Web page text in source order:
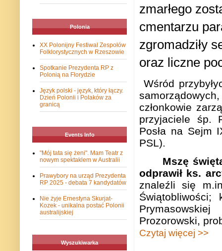
zmarłego
cmentarzu
zgromadziły
oraz liczne
Wśród
członkowie
przyjaciele śp.
Posła na Sejm
PSL).
Mszę
odprawił ks.
znaleźli się
Prozorowski,
Czytaj więcej >>
Polonia
XX Polonijny Festiwal Zespołów
Folklorystycznych w Rzeszowie
Spotkanie Prezydenta RP z
Polonią na Florydzie
Język polski - język, który łączy.
Dzień Polonii i Polaków za
granicą
Events Info
"Mój tata się żeni". Mam Teatr z
nowym spektaklem w Australii
Prawybory na urząd Prezydenta
RP 2025 - debata 7 kandydatów
Nie żyje Ernestyna Skurjat-
Kozek - unikalna postać Polonii
australijskiej
Wyszukiwarka